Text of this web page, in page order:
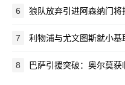
6 狼队放弃引进阿森纳门将
7 利物浦与尤文图斯就小基
8 巴萨引援突破：奥尔莫